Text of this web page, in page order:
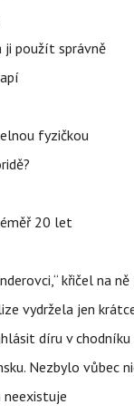
ji použít správně
fyzičkou
20 let
křičel na
vydržela jen
díru v
Nezbylo vůbec
neexistuje